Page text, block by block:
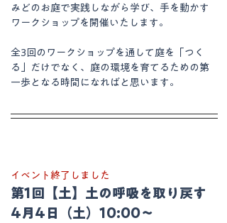
みどのお庭で実践しながら学び、手を動かす
ワークショップを開催いたします。
全3回のワークショップを通して庭を「つく
る」だけでなく、庭の環境を育てるための第
一歩となる時間になればと思います。
イベント終了しました
第1回【土】土の呼吸を取り戻す
4月4日（土）10:00〜